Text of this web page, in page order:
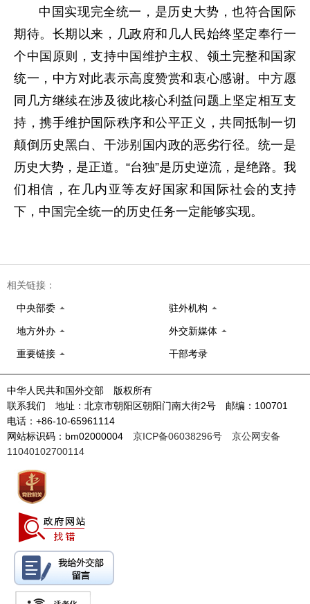
中国实现完全统一，是历史大势，也符合国际
期待。长期以来，几政府和几人民始终坚定奉行一
个中国原则，支持中国维护主权、领土完整和国家
统一，中方对此表示高度赞赏和衷心感谢。中方愿
同几方继续在涉及彼此核心利益问题上坚定相互支
持，携手维护国际秩序和公平正义，共同抵制一切
颠倒历史黑白、干涉别国内政的恶劣行径。统一是
历史大势，是正道。“台独”是历史逆流，是绝路。我
们相信，在几内亚等友好国家和国际社会的支持
下，中国完全统一的历史任务一定能够实现。
相关链接：
中央部委 驻外机构
地方外办 外交新媒体
重要链接 干部考录
中华人民共和国外交部 版权所有
联系我们 地址：北京市朝阳区朝阳门南大街2号 邮编：100701
电话：+86-10-65961114
网站标识码：bm02000004 京ICP备06038296号
京公网安备
11040102700114